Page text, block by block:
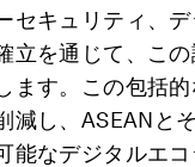
セキュリティ、
立を通じて、こ
ます。この包括
減し、ASEANと
能なデジタルエ